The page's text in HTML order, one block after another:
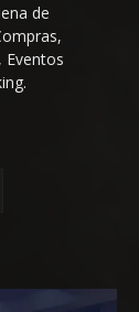
de
Eventos